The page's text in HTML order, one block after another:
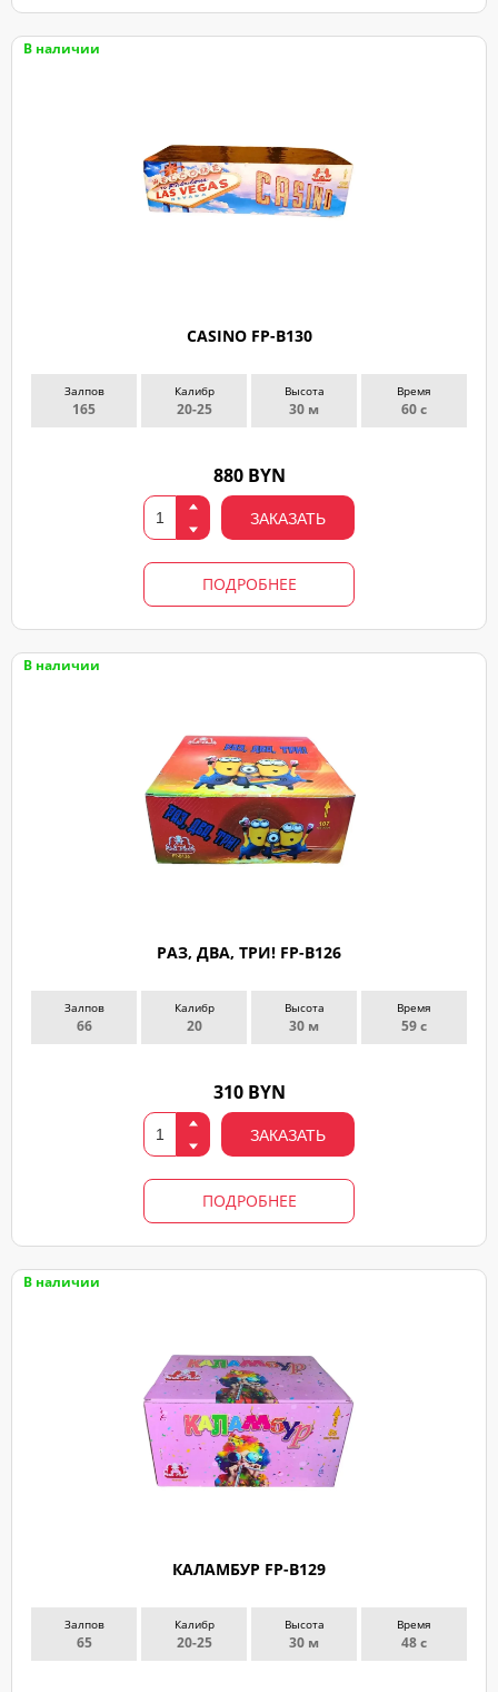
В наличии
CASINO FP-B130
Залпов
165
Калибр
20-25
Высота
30 м
Время
60 с
880 BYN
ЗАКАЗАТЬ
ПОДРОБНЕЕ
В наличии
РАЗ, ДВА, ТРИ! FP-B126
Залпов
66
Калибр
20
Высота
30 м
Время
59 с
310 BYN
ЗАКАЗАТЬ
ПОДРОБНЕЕ
В наличии
КАЛАМБУР FP-B129
Залпов
65
Калибр
20-25
Высота
30 м
Время
48 с